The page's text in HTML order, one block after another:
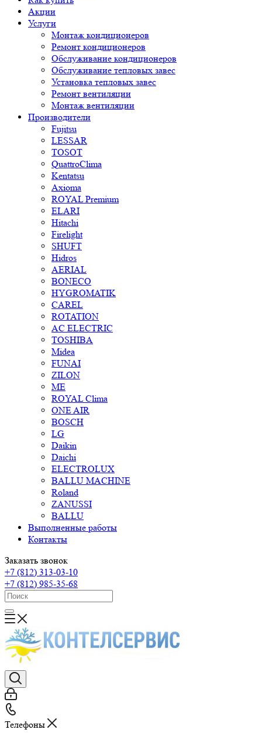
Акции
Услуги
Монтаж кондиционеров
Ремонт кондиционеров
Обслуживание кондиционеров
Обслуживание тепловых завес
Установка тепловых завес
Ремонт вентиляции
Монтаж вентиляции
Производители
Fujitsu
LESSAR
TOSOT
QuattroClima
Kentatsu
Axioma
ROYAL Premium
ELARI
Hitachi
Firelight
SHUFT
Hidros
AERIAL
BONECO
HYGROMATIK
CAREL
ROTATION
AC ELECTRIC
TOSHIBA
Midea
FUNAI
ZILON
ME
ROYAL Clima
ONE AIR
BOSCH
LG
Daikin
Daichi
ELECTROLUX
BALLU MACHINE
Roland
ZANUSSI
BALLU
Выполненные работы
Контакты
Заказать звонок
+7 (812) 313-03-10
+7 (812) 985-35-68
Телефоны